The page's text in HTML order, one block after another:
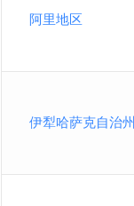
阿里地区
伊犁哈萨克自治州